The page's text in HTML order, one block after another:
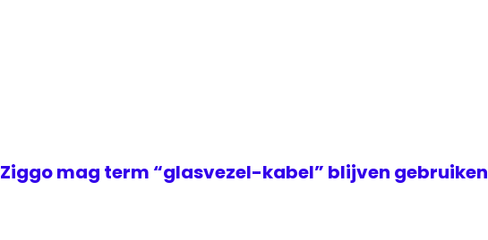
Ziggo mag term “glasvezel-kabel” blijven gebruiken